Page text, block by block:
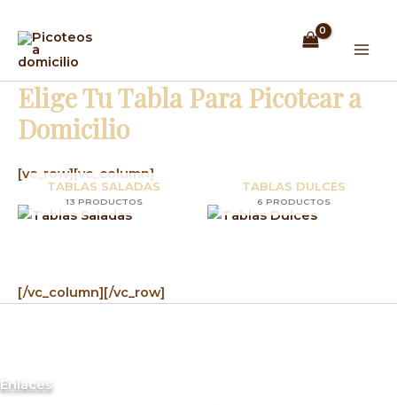
contenido
Elige Tu Tabla Para Picotear a
Domicilio
[vc_row][vc_column]
TABLAS SALADAS
13 PRODUCTOS
TABLAS DULCES
6 PRODUCTOS
[/vc_column][/vc_row]
Enlaces